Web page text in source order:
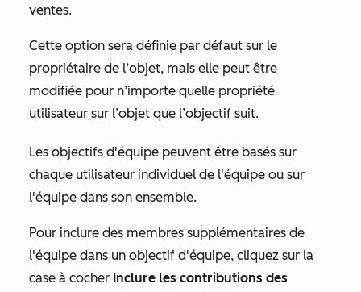
ventes.
Cette option sera définie par défaut sur le
propriétaire de l’objet, mais elle peut être
modifiée pour n’importe quelle propriété
utilisateur sur l’objet que l’objectif suit.
Les objectifs d'équipe peuvent être basés sur
chaque utilisateur individuel de l'équipe ou sur
l'équipe dans son ensemble.
Pour inclure des membres supplémentaires de
l'équipe dans un objectif d'équipe, cliquez sur la
case à cocher Inclure les contributions des